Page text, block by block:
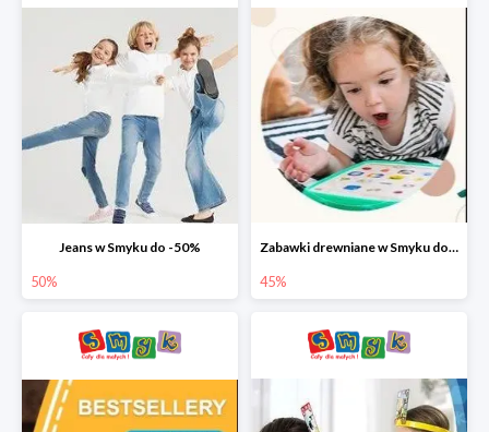
Jeans w Smyku do -50%
50%
Zabawki drewniane w Smyku do -45%
45%